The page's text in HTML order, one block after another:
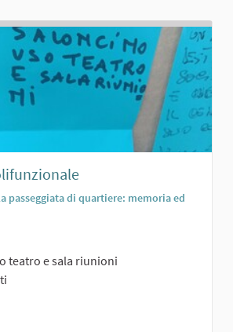
passeggiata di quartiere: memoria ed
teatro e sala riunioni